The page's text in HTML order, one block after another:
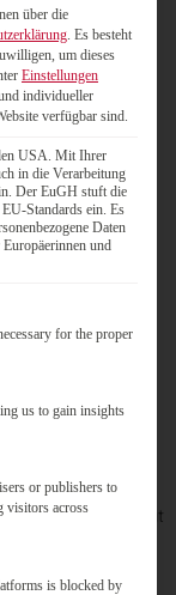
mit
und
Services
HISinOne. Es
im
direkter und
Verfügung
dieser
HISinOne erzeugt
über die
Es besteht
um dieses
Einstellungen
individueller
verfügbar sind.
USA. Mit Ihrer
in die Verarbeitung
Der EuGH stuft die
Standards ein. Es
Daten
und
die eine
for the proper
us to gain insights
or publishers to
visitors across
is blocked by